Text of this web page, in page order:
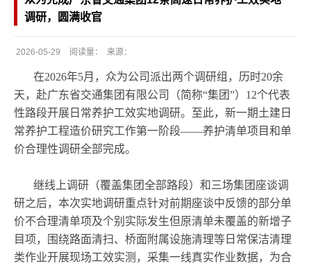
调研，圆满收官
日
期：
2026-05-29 阅读量： 来源：
在2026年5月，众为公司派出两个调研组，历时20余
天，赴广东省交通集团有限公司（简称“集团”）12个代表
性路段开展日常养护工效实地调研。至此，新一期土建日
常养护工程造价研究工作第一阶段——养护清单项目和单
价合理性调研全部完成。
继线上调研（覆盖集团全部路段）和三场集团座谈调
研之后，本次实地调研重点针对前期座谈中反馈的部分单
价不合理清单项及个别实际发生但原清单未覆盖的新增子
目项，围绕路面清扫、桥面附属设施清理等日常保洁清理
类作业开展现场工效实测，采集一线真实作业数据，为合